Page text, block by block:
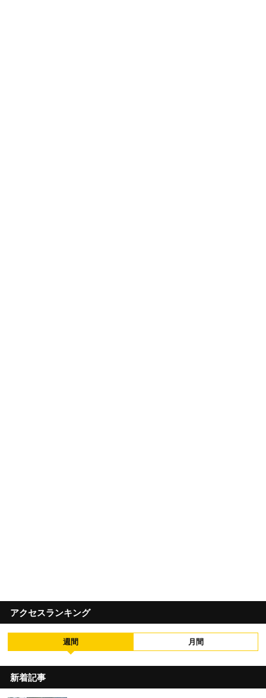
アクセスランキング
週間 月間
新着記事